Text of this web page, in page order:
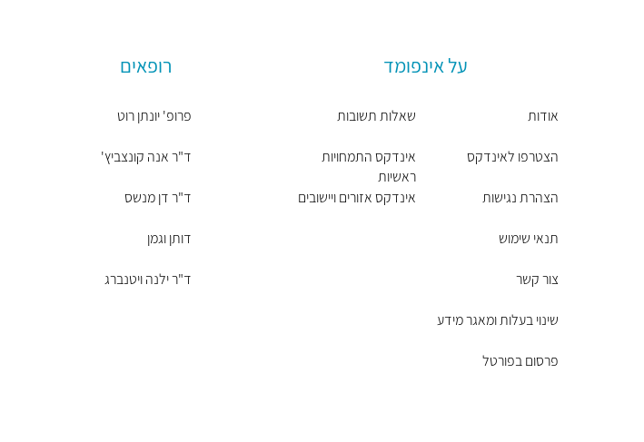
על אינפומד
אודות
הצטרפו לאינדקס
הצהרת נגישות
תנאי שימוש
צור קשר
שינוי בעלות ומאגר מידע
פרסום בפורטל
שאלות תשובות
אינדקס התמחויות
ראשיות
אינדקס אזורים ויישובים
רופאים
פרופ' יונתן רוט
ד"ר אנה קונצביץ'
ד"ר דן מנשס
דותן וגמן
ד"ר ילנה ויטנברג